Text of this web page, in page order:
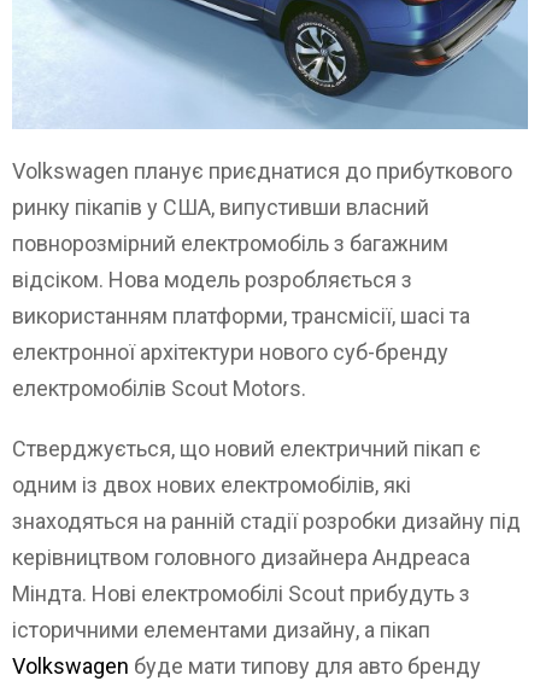
Volkswagen планує приєднатися до прибуткового
ринку пікапів у США, випустивши власний
повнорозмірний електромобіль з багажним
відсіком. Нова модель розробляється з
використанням платформи, трансмісії, шасі та
електронної архітектури нового суб-бренду
електромобілів Scout Motors.
Стверджується, що новий електричний пікап є
одним із двох нових електромобілів, які
знаходяться на ранній стадії розробки дизайну під
керівництвом головного дизайнера Андреаса
Міндта. Нові електромобілі Scout прибудуть з
історичними елементами дизайну, а пікап
Volkswagen буде мати типову для авто бренду